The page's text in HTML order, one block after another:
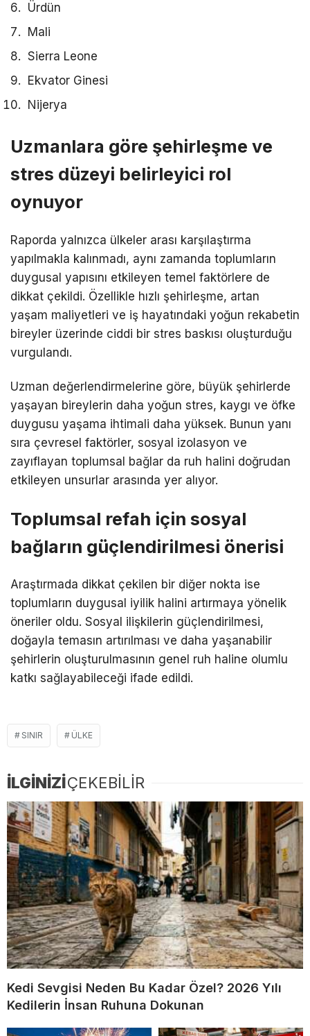
Ürdün
Mali
Sierra Leone
Ekvator Ginesi
Nijerya
Uzmanlara göre şehirleşme ve
stres düzeyi belirleyici rol
oynuyor
Raporda yalnızca ülkeler arası karşılaştırma
yapılmakla kalınmadı, aynı zamanda toplumların
duygusal yapısını etkileyen temel faktörlere de
dikkat çekildi. Özellikle hızlı şehirleşme, artan
yaşam maliyetleri ve iş hayatındaki yoğun rekabetin
bireyler üzerinde ciddi bir stres baskısı oluşturduğu
vurgulandı.
Uzman değerlendirmelerine göre, büyük şehirlerde
yaşayan bireylerin daha yoğun stres, kaygı ve öfke
duygusu yaşama ihtimali daha yüksek. Bunun yanı
sıra çevresel faktörler, sosyal izolasyon ve
zayıflayan toplumsal bağlar da ruh halini doğrudan
etkileyen unsurlar arasında yer alıyor.
Toplumsal refah için sosyal
bağların güçlendirilmesi önerisi
Araştırmada dikkat çekilen bir diğer nokta ise
toplumların duygusal iyilik halini artırmaya yönelik
öneriler oldu. Sosyal ilişkilerin güçlendirilmesi,
doğayla temasın artırılması ve daha yaşanabilir
şehirlerin oluşturulmasının genel ruh haline olumlu
katkı sağlayabileceği ifade edildi.
SINIR ÜLKE
İLGİNİZİÇEKEBİLİR
Kedi Sevgisi Neden Bu Kadar Özel? 2026 Yılı
Kedilerin İnsan Ruhuna Dokunan